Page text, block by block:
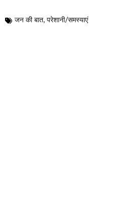
जन की बात, परेशानी/समस्याएं